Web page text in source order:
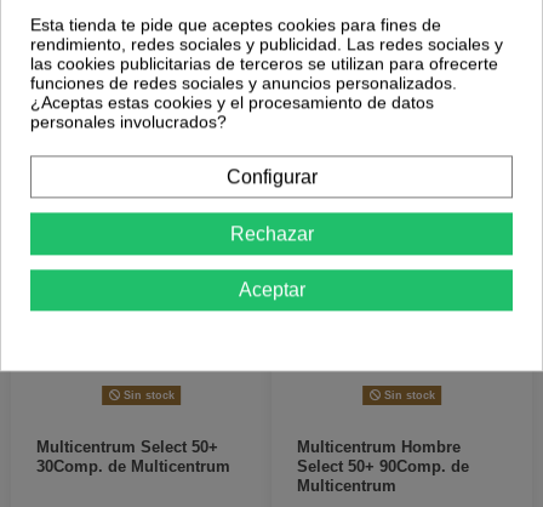
Más Información Más Información
Sin stock
Multicentrum Select 50+
30Comp. de Multicentrum
Sin stock
Multicentrum Hombre
Select 50+ 90Comp. de
Multicentrum
Esta tienda te pide que aceptes cookies para fines de
rendimiento, redes sociales y publicidad. Las redes sociales y
las cookies publicitarias de terceros se utilizan para ofrecerte
funciones de redes sociales y anuncios personalizados.
¿Aceptas estas cookies y el procesamiento de datos
personales involucrados?
Configurar
Rechazar
Aceptar